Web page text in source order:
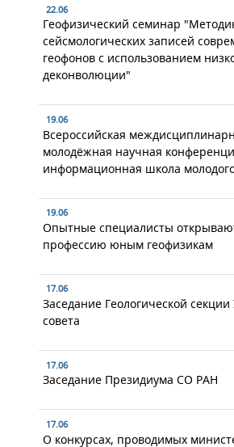
22.06
Геофизический семинар
сейсмологических записей
геофонов с использованием
деконволюции"
19.06
Всероссийская
молодёжная научная
информационная школа
19.06
Опытные специалисты
профессию юным геофизикам
17.06
Заседание Геологической
совета
17.06
Заседание Президиума СО РАН
17.06
О конкурсах, проводимых